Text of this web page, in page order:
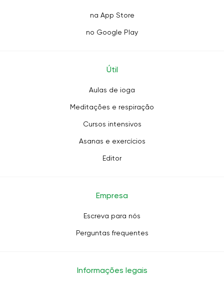
na App Store
no Google Play
Útil
Aulas de ioga
Meditações e respiração
Cursos intensivos
Asanas e exercícios
Editor
Empresa
Escreva para nós
Perguntas frequentes
Informações legais